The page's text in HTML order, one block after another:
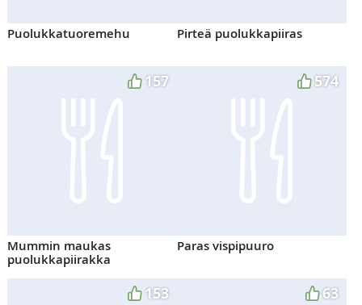
Puolukkatuoremehu Pirteä puolukkapiiras
157
Mummin maukas
puolukkapiirakka
574
Paras vispipuuro
153 63